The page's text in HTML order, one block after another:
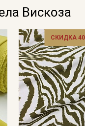
Вискоза
СКИДКА